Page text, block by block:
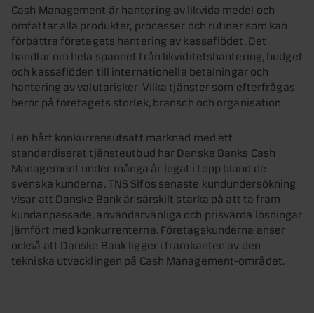
Cash Management är hantering av likvida medel och
omfattar alla produkter, processer och rutiner som kan
förbättra företagets hantering av kassaflödet. Det
handlar om hela spannet från likviditetshantering, budget
och kassaflöden till internationella betalningar och
hantering av valutarisker. Vilka tjänster som efterfrågas
beror på företagets storlek, bransch och organisation.
I en hårt konkurrensutsatt marknad med ett
standardiserat tjänsteutbud har Danske Banks Cash
Management under många år legat i topp bland de
svenska kunderna. TNS Sifos senaste kundundersökning
visar att Danske Bank är särskilt starka på att ta fram
kundanpassade, användarvänliga och prisvärda lösningar
jämfört med konkurrenterna. Företagskunderna anser
också att Danske Bank ligger i framkanten av den
tekniska utvecklingen på Cash Management-området.